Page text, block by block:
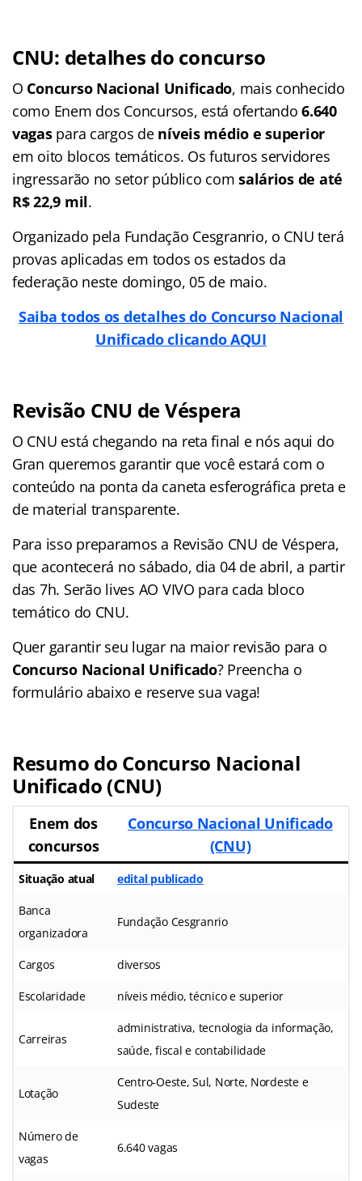
CNU: detalhes do concurso
O Concurso Nacional Unificado, mais conhecido
como Enem dos Concursos, está ofertando6.640
vagaspara cargos de níveis médio e superior
em oito blocos temáticos. Os futuros servidores
ingressarão no setor público comsalários de até
R$ 22,9 mil.
Organizado pela Fundação Cesgranrio, o CNU terá
provas aplicadas em todos os estados da
federação neste domingo, 05 de maio.
Saiba todos os detalhes do Concurso Nacional
Unificado clicando AQUI
Revisão CNU de Véspera
O CNU está chegando na reta final e nós aqui do
Gran queremos garantir que você estará com o
conteúdo na ponta da caneta esferográfica preta e
de material transparente.
Para isso preparamos a Revisão CNU de Véspera,
que acontecerá no sábado, dia 04 de abril, a partir
das 7h. Serão lives AO VIVO para cada bloco
temático do CNU.
Quer garantir seu lugar na maior revisão para o
Concurso Nacional Unificado? Preencha o
formulário abaixo e reserve sua vaga!
Resumo do Concurso Nacional
Unificado (CNU)
Enem dos
concursos
Concurso Nacional Unificado
(CNU)
Situação atual edital publicado
Banca
organizadora
Fundação Cesgranrio
Cargos diversos
Escolaridade níveis médio, técnico e superior
Carreiras
administrativa, tecnologia da informação,
saúde, fiscal e contabilidade
Lotação
Centro-Oeste, Sul, Norte, Nordeste e
Sudeste
Número de
vagas
6.640 vagas